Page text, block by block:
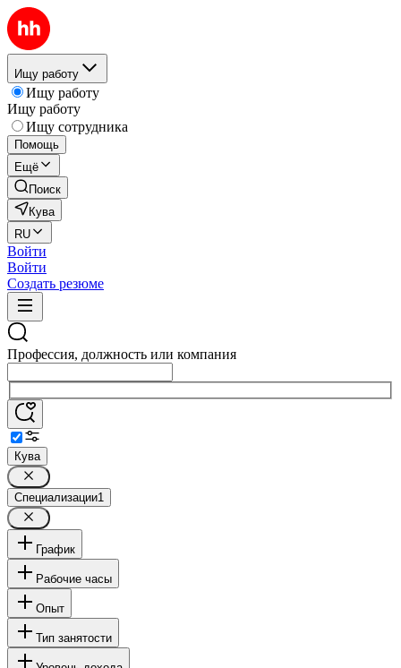
Ищу работу
Ищу работу
Ищу работу
Ищу сотрудника
Помощь
Ещё
Поиск
Кува
RU
Войти
Войти
Создать резюме
Профессия, должность или компания
Кува
Специализации1
График
Рабочие часы
Опыт
Тип занятости